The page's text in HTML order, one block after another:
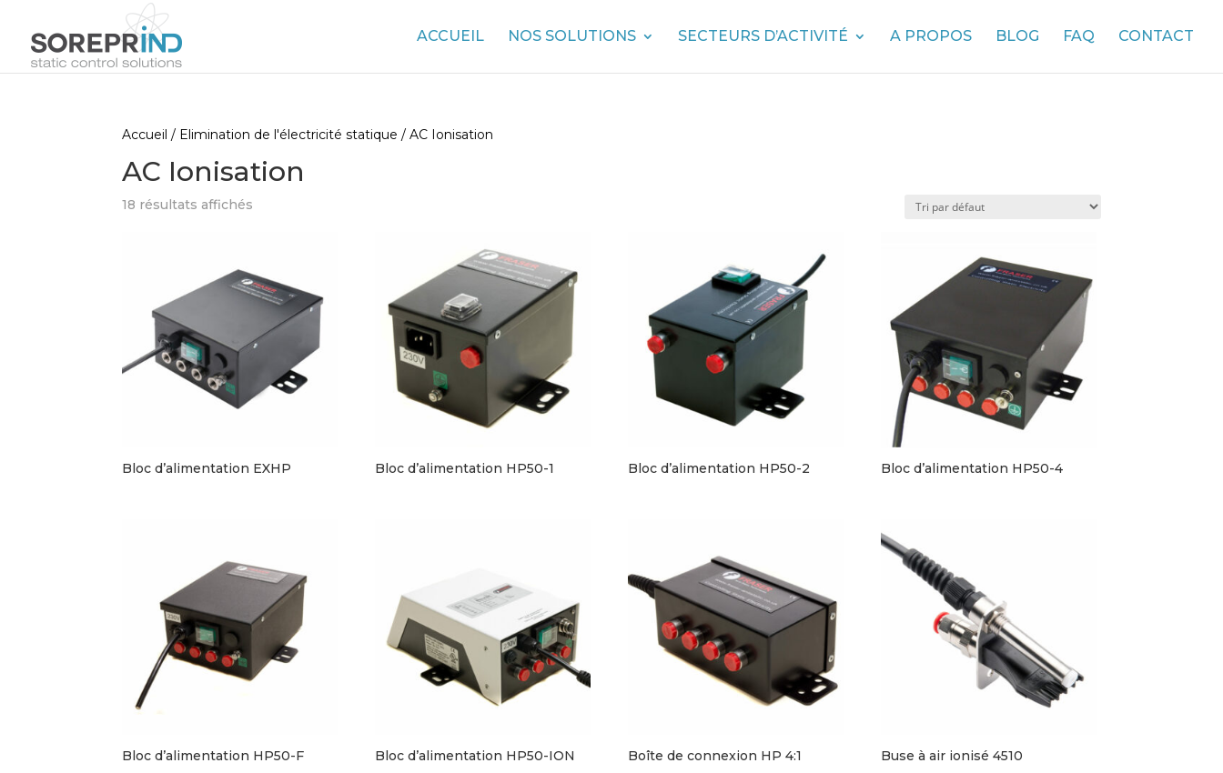
ACCUEIL NOS SOLUTIONS SECTEURS D’ACTIVITÉ A PROPOS BLOG FAQ CONTACT
Accueil / Elimination de l'électricité statique / AC Ionisation
AC Ionisation
18 résultats affichés
Bloc d’alimentation EXHP Bloc d’alimentation HP50-1 Bloc d’alimentation HP50-2 Bloc d’alimentation HP50-4
Bloc d’alimentation HP50-F Bloc d’alimentation HP50-ION Boîte de connexion HP 4:1 Buse à air ionisé 4510